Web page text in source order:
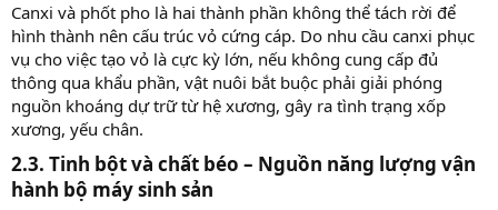
Canxi và phốt pho là hai thành phần không thể tách rời để
hình thành nên cấu trúc vỏ cứng cáp. Do nhu cầu canxi phục
vụ cho việc tạo vỏ là cực kỳ lớn, nếu không cung cấp đủ
thông qua khẩu phần, vật nuôi bắt buộc phải giải phóng
nguồn khoáng dự trữ từ hệ xương, gây ra tình trạng xốp
xương, yếu chân.
2.3. Tinh bột và chất béo – Nguồn năng lượng vận
hành bộ máy sinh sản​